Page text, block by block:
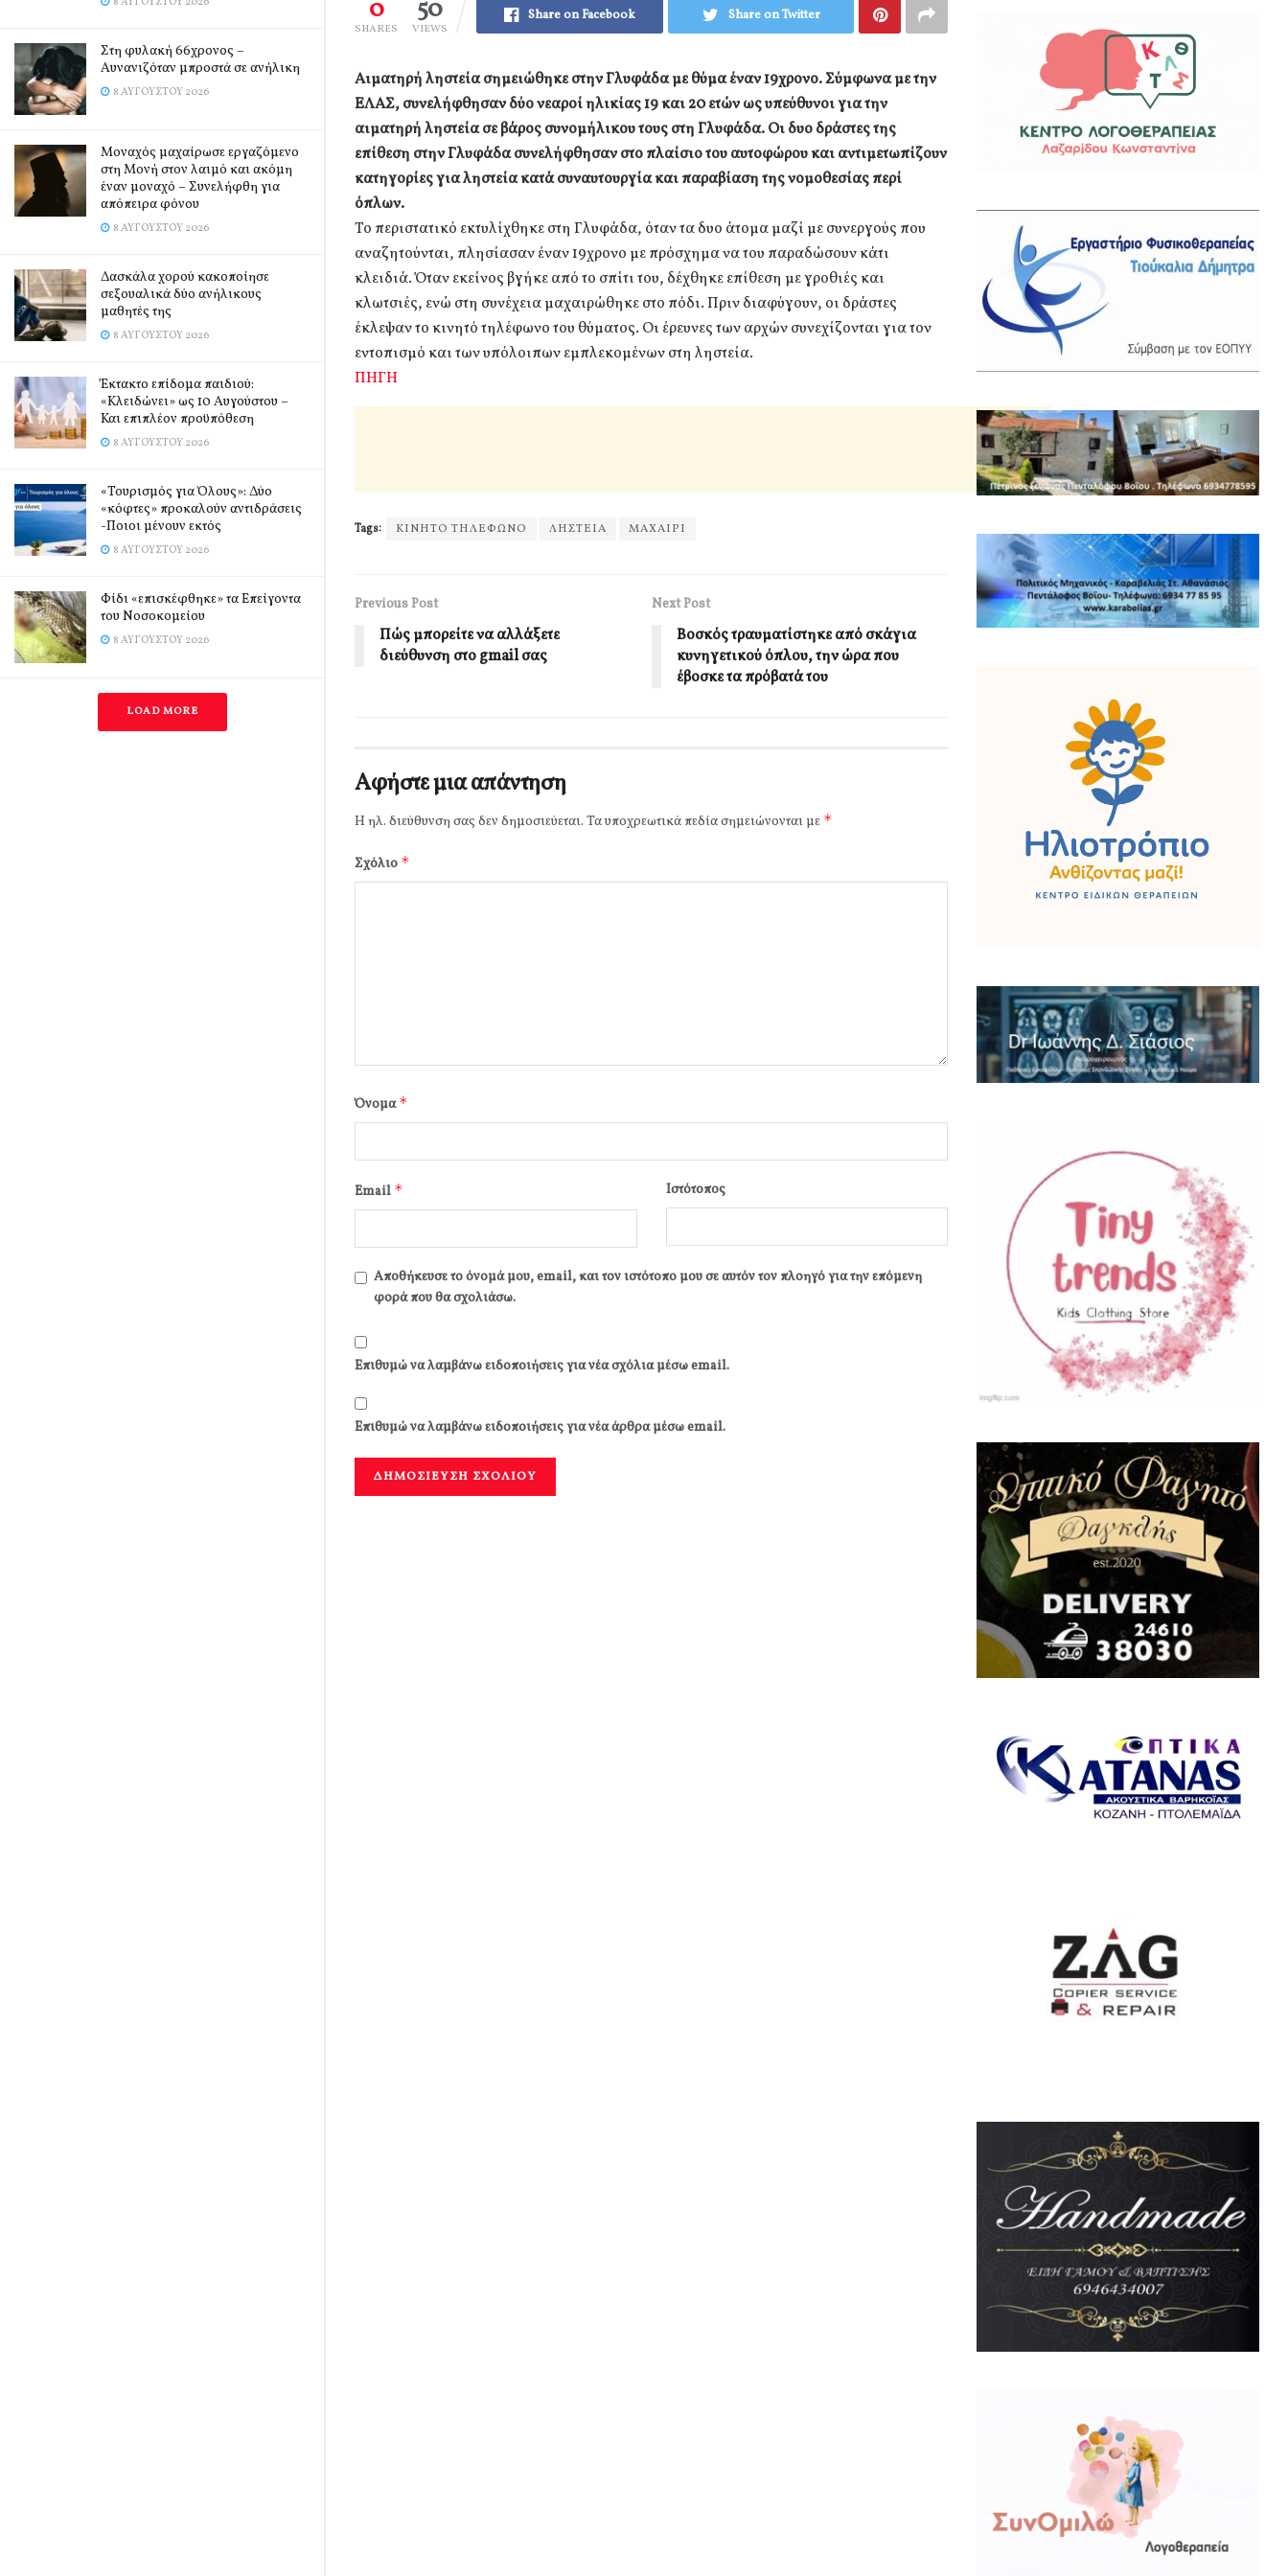
Στη φυλακή 66χρονος –
Αυνανιζόταν μπροστά σε ανήλικη
8 ΑΥΓΟΎΣΤΟΥ 2026
Μοναχός μαχαίρωσε εργαζόμενο
στη Μονή στον λαιμό και ακόμη
έναν μοναχό – Συνελήφθη για
απόπειρα φόνου
8 ΑΥΓΟΎΣΤΟΥ 2026
Δασκάλα χορού κακοποίησε
σεξουαλικά δύο ανήλικους
μαθητές της
8 ΑΥΓΟΎΣΤΟΥ 2026
Έκτακτο επίδομα παιδιού:
«Κλειδώνει» ως 10 Αυγούστου –
Και επιπλέον προϋπόθεση
8 ΑΥΓΟΎΣΤΟΥ 2026
«Τουρισμός για Όλους»: Δύο
«κόφτες» προκαλούν αντιδράσεις
-Ποιοι μένουν εκτός
8 ΑΥΓΟΎΣΤΟΥ 2026
Φίδι «επισκέφθηκε» τα Επείγοντα
του Νοσοκομείου
8 ΑΥΓΟΎΣΤΟΥ 2026
LOAD MORE
0
SHARES
50
VIEWS
Share on Facebook Share on Twitter
Αιματηρή ληστεία σημειώθηκε στην Γλυφάδα με θύμα έναν 19χρονο. Σύμφωνα με την
ΕΛΑΣ, συνελήφθησαν δύο νεαροί ηλικίας 19 και 20 ετών ως υπεύθυνοι για την
αιματηρή ληστεία σε βάρος συνομήλικου τους στη Γλυφάδα. Οι δυο δράστες της
επίθεση στην Γλυφάδα συνελήφθησαν στο πλαίσιο του αυτοφώρου και αντιμετωπίζουν
κατηγορίες για ληστεία κατά συναυτουργία και παραβίαση της νομοθεσίας περί
όπλων.
Το περιστατικό εκτυλίχθηκε στη Γλυφάδα, όταν τα δυο άτομα μαζί με συνεργούς που
αναζητούνται, πλησίασαν έναν 19χρονο με πρόσχημα να του παραδώσουν κάτι
κλειδιά. Όταν εκείνος βγήκε από το σπίτι του, δέχθηκε επίθεση με γροθιές και
κλωτσιές, ενώ στη συνέχεια μαχαιρώθηκε στο πόδι. Πριν διαφύγουν, οι δράστες
έκλεψαν το κινητό τηλέφωνο του θύματος. Οι έρευνες των αρχών συνεχίζονται για τον
εντοπισμό και των υπόλοιπων εμπλεκομένων στη ληστεία.
ΠΗΓΗ
Tags: ΚΙΝΗΤΟ ΤΗΛΕΦΩΝΟ ΛΗΣΤΕΙΑ ΜΑΧΑΙΡΙ
Previous Post
Πώς μπορείτε να αλλάξετε
διεύθυνση στο gmail σας
Next Post
Βοσκός τραυματίστηκε από σκάγια
κυνηγετικού όπλου, την ώρα που
έβοσκε τα πρόβατά του
Αφήστε μια απάντηση
Η ηλ. διεύθυνση σας δεν δημοσιεύεται. Τα υποχρεωτικά πεδία σημειώνονται με *
Σχόλιο *
Όνομα*
Email * Ιστότοπος
Αποθήκευσε το όνομά μου, email, και τον ιστότοπο μου σε αυτόν τον πλοηγό για την επόμενη
φορά που θα σχολιάσω.
Επιθυμώ να λαμβάνω ειδοποιήσεις για νέα σχόλια μέσω email.
Επιθυμώ να λαμβάνω ειδοποιήσεις για νέα άρθρα μέσω email.